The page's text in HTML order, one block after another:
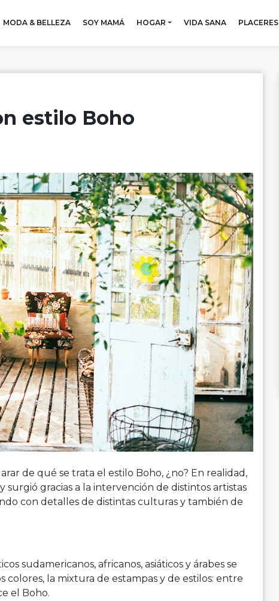
MODA & BELLEZA SOY MAMÁ HOGAR VIDA SANA PLACERES
estilo Boho
de qué se trata el estilo Boho, ¿no? En realidad,
surgió gracias a la intervención de distintos artistas
con detalles de distintas culturas y también de
sudamericanos, africanos, asiáticos y árabes se
colores, la mixtura de estampas y de estilos: entre
el Boho.